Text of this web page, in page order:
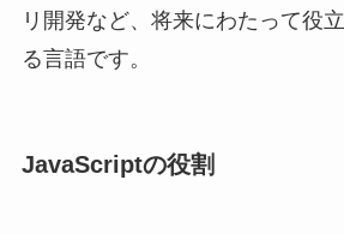
リ開発など、将来にわたって役
る言語です。
JavaScriptの役割